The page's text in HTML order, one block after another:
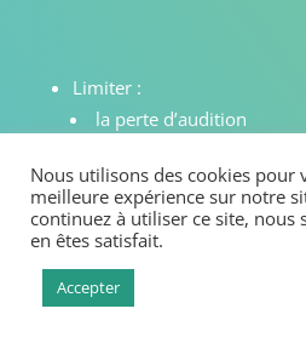
Limiter :
la perte d’audition
Troubles neurologiques
les troubles de l’équilibre
Nous utilisons des cookies pour
meilleure expérience sur notre
continuez à utiliser ce site, nous
en êtes satisfait.
Accepter